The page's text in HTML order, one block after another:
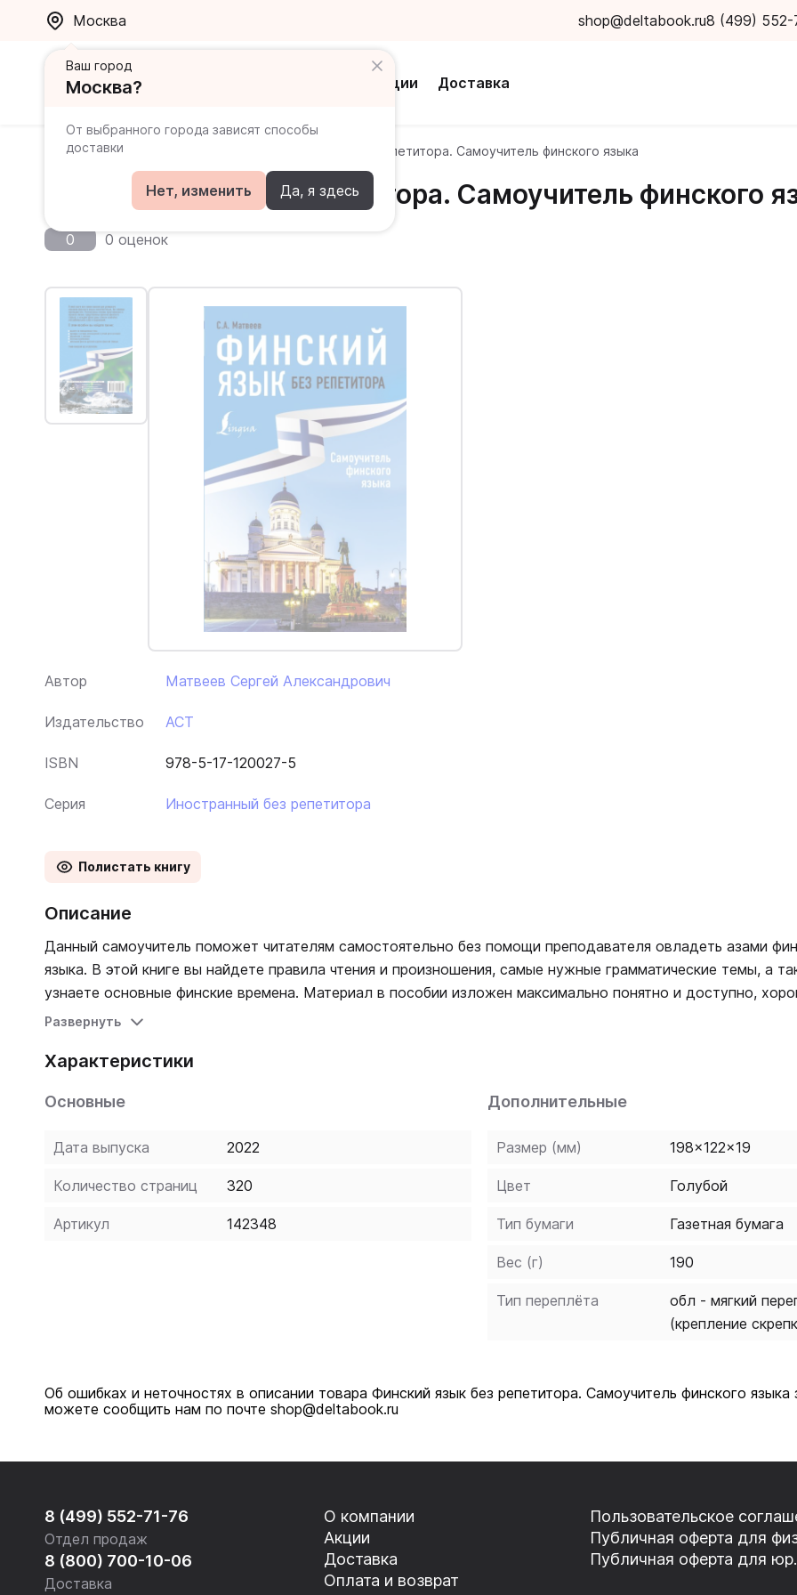
Москва shop@deltabook.ru8 (499) 552-
Акции Доставка
Ваш город
Москва?
От выбранного города зависят способы
доставки
Нет, изменить Да, я здесь
Главная Каталог Финский язык без репетитора. Самоучитель финского языка
Финский язык без репетитора. Самоучитель финского
0 0 оценок
Автор Матвеев Сергей Александрович
Издательство АСТ
ISBN 978-5-17-120027-5
Серия Иностранный без репетитора
Полистать книгу
Описание
Данный самоучитель поможет читателям самостоятельно без помощи преподавателя овладеть азами
языка. В этой книге вы найдете правила чтения и произношения, самые нужные грамматические темы, а
узнаете основные финские времена. Материал в пособии изложен максимально понятно и доступно,
запоминается благодаря большому количеству примеров с широкоупотребительной лексикой. Для успешного
приложением и финско-русским и русско-финским словарями. Пособие предназначается для широкого
Развернуть
Характеристики
Основные
Дата выпуска 2022
Количество страниц 320
Артикул 142348
Дополнительные
Размер (мм) 198x122x19
Цвет Голубой
Тип бумаги Газетная бумага
Вес (г) 190
Тип переплёта
обл - мягкий
(крепление
Об ошибках и неточностях в описании товара Финский язык без репетитора. Самоучитель финского
можете сообщить нам по почте shop@deltabook.ru
8 (499) 552-71-76
Отдел продаж
8 (800) 700-10-06
Доставка
О компании
Акции
Доставка
Оплата и возврат
Пользовательское
Публичная оферта для
Публичная оферта для